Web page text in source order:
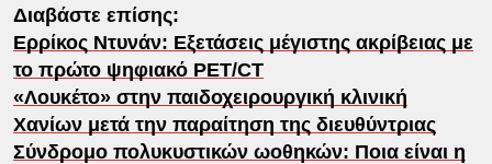
Διαβάστε επίσης:
Ερρίκος Ντυνάν: Εξετάσεις μέγιστης ακρίβειας με
το πρώτο ψηφιακό PET/CT
«Λουκέτο» στην παιδοχειρουργική κλινική
Χανίων μετά την παραίτηση της διευθύντριας
Σύνδρομο πολυκυστικών ωοθηκών: Ποια είναι η